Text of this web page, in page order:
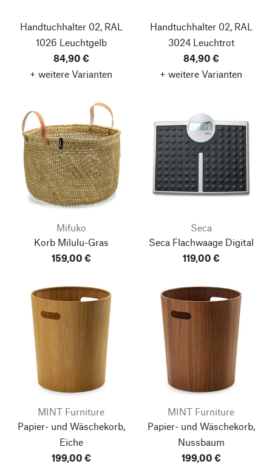
Handtuchhalter 02, RAL
1026 Leuchtgelb
84,90 €
+ weitere Varianten
Handtuchhalter 02, RAL
3024 Leuchtrot
84,90 €
+ weitere Varianten
Mifuko
Korb Milulu-Gras
159,00 €
Seca
Seca Flachwaage Digital
119,00 €
MINT Furniture
Papier- und Wäschekorb,
Eiche
199,00 €
MINT Furniture
Papier- und Wäschekorb,
Nussbaum
199,00 €